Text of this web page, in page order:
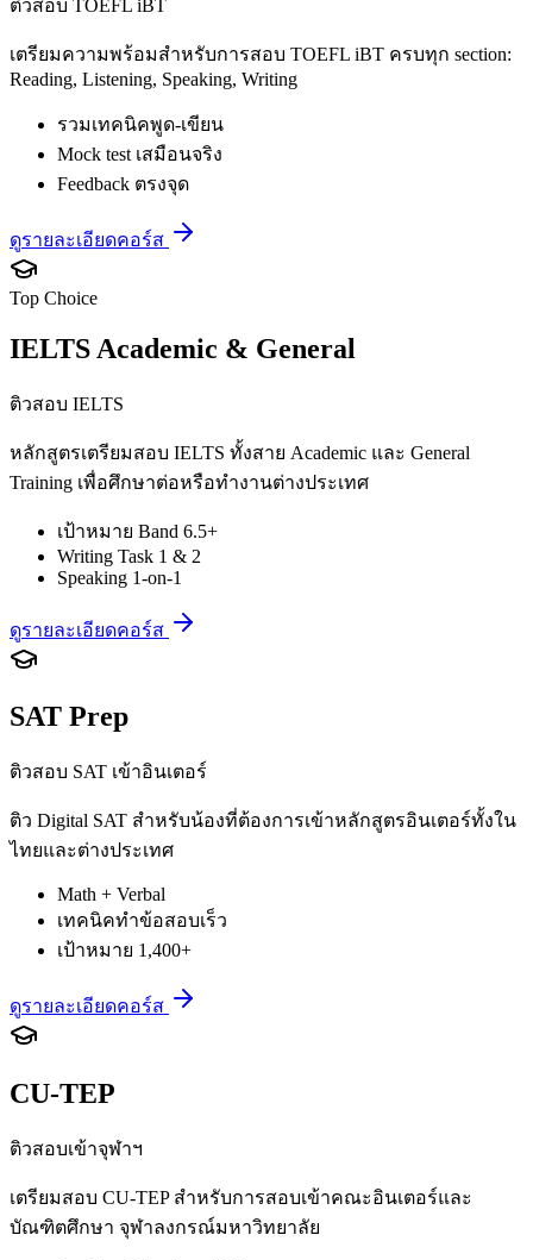
ติวสอบ TOEFL iBT
เตรียมความพร้อมสำหรับการสอบ TOEFL iBT ครบทุก section:
Reading, Listening, Speaking, Writing
รวมเทคนิคพูด-เขียน
Mock test เสมือนจริง
Feedback ตรงจุด
ดูรายละเอียดคอร์ส
Top Choice
IELTS Academic & General
ติวสอบ IELTS
หลักสูตรเตรียมสอบ IELTS ทั้งสาย Academic และ General
Training เพื่อศึกษาต่อหรือทำงานต่างประเทศ
เป้าหมาย Band 6.5+
Writing Task 1 & 2
Speaking 1-on-1
ดูรายละเอียดคอร์ส
SAT Prep
ติวสอบ SAT เข้าอินเตอร์
ติว Digital SAT สำหรับน้องที่ต้องการเข้าหลักสูตรอินเตอร์ทั้งใน
ไทยและต่างประเทศ
Math + Verbal
เทคนิคทำข้อสอบเร็ว
เป้าหมาย 1,400+
ดูรายละเอียดคอร์ส
CU-TEP
ติวสอบเข้าจุฬาฯ
เตรียมสอบ CU-TEP สำหรับการสอบเข้าคณะอินเตอร์และ
บัณฑิตศึกษา จุฬาลงกรณ์มหาวิทยาลัย